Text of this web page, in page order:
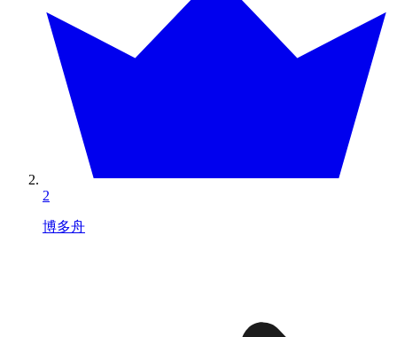
2
博多舟